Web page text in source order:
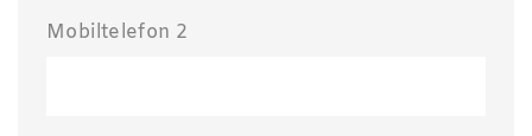
Mobiltelefon 2